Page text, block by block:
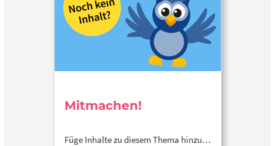
Mitmachen!
Füge Inhalte zu diesem Thema hinzu…